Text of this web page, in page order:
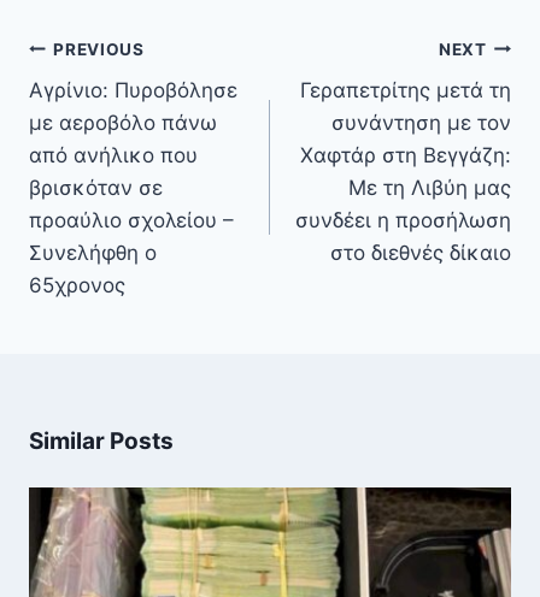
Πλοήγηση
άρθρων
PREVIOUS
Αγρίνιο: Πυροβόλησε
με αεροβόλο πάνω
από ανήλικο που
βρισκόταν σε
προαύλιο σχολείου –
Συνελήφθη ο
65χρονος
NEXT
Γεραπετρίτης μετά τη
συνάντηση με τον
Χαφτάρ στη Βεγγάζη:
Με τη Λιβύη μας
συνδέει η προσήλωση
στο διεθνές δίκαιο
Similar Posts